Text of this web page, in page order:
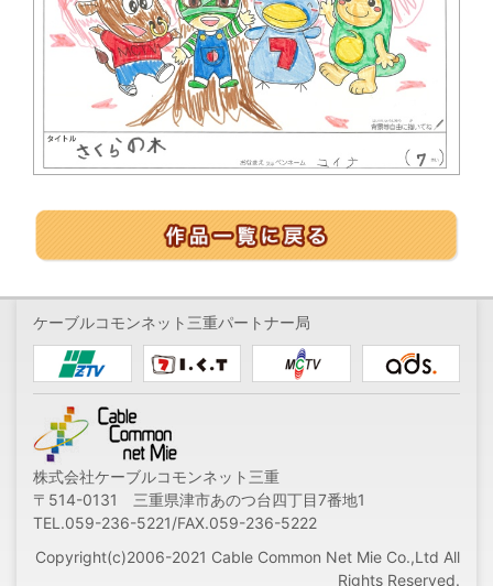
ケーブルコモンネット三重パートナー局
株式会社ケーブルコモンネット三重
〒514-0131 三重県津市あのつ台四丁目7番地1
TEL.059-236-5221/FAX.059-236-5222
Copyright(c)2006-2021 Cable Common Net Mie Co.,Ltd All
Rights Reserved.